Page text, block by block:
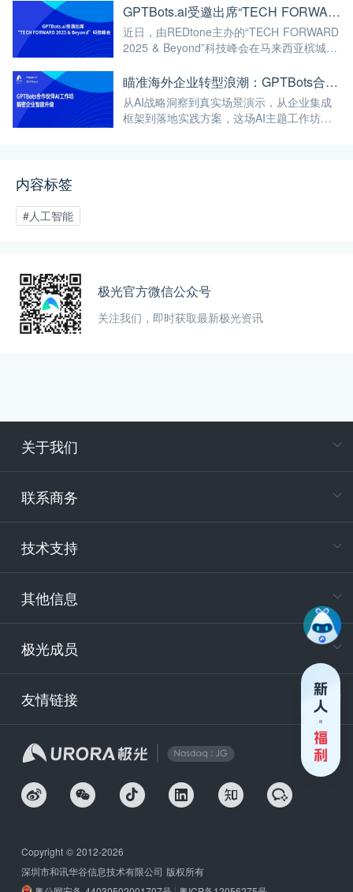
BEYOND Awards创新大奖。
GPTBots.ai受邀出席“TECH FORWARD 2025 & Beyond”科技峰会
近日，由REDtone主办的“TECH FORWARD
2025 & Beyond”科技峰会在马来西亚槟城顺
瞄准海外企业转型浪潮：GPTBots合作伙伴AI工作坊解密企业智能升级
从AI战略洞察到真实场景演示，从企业集成
框架到落地实践方案，这场AI主题工作坊为
内容标签
#人工智能
极光官方微信公众号
关注我们，即时获取最新极光资讯
关于我们
联系商务
技术支持
其他信息
极光成员
友情链接
Copyright © 2012-2026
深圳市和讯华谷信息技术有限公司 版权所有
电
400-
技
安
企